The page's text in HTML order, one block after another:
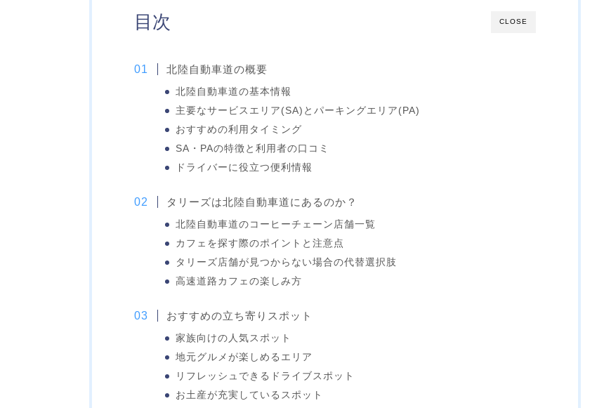
CLOSE
目次
北陸自動車道の概要
北陸自動車道の基本情報
主要なサービスエリア(SA)とパーキングエリア(PA)
おすすめの利用タイミング
SA・PAの特徴と利用者の口コミ
ドライバーに役立つ便利情報
タリーズは北陸自動車道にあるのか？
北陸自動車道のコーヒーチェーン店舗一覧
カフェを探す際のポイントと注意点
タリーズ店舗が見つからない場合の代替選択肢
高速道路カフェの楽しみ方
おすすめの立ち寄りスポット
家族向けの人気スポット
地元グルメが楽しめるエリア
リフレッシュできるドライブスポット
お土産が充実しているスポット